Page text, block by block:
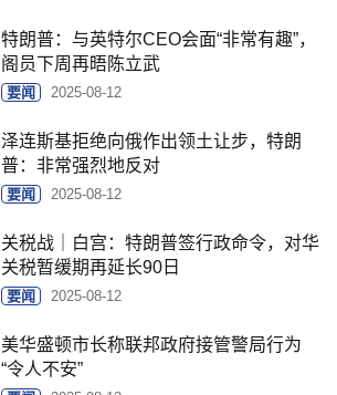
特朗普：与英特尔CEO会面“非常有趣”，
阁员下周再晤陈立武
要闻 2025-08-12
泽连斯基拒绝向俄作出领土让步，特朗
普：非常强烈地反对
要闻 2025-08-12
关税战｜白宫：特朗普签行政命令，对华
关税暂缓期再延长90日
要闻 2025-08-12
美华盛顿市长称联邦政府接管警局行为
“令人不安”